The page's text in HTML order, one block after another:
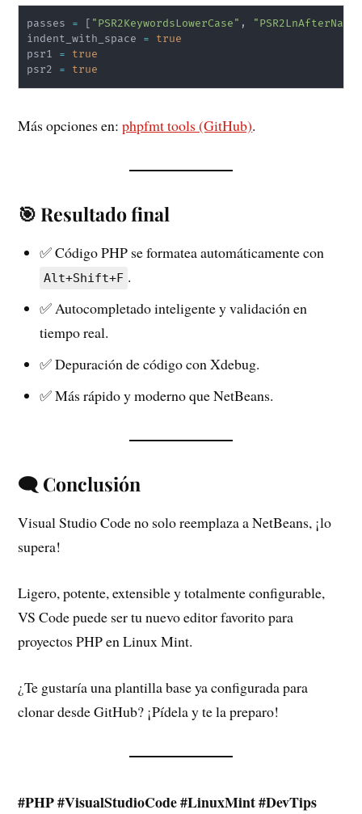
passes = [ "PSR2KeywordsLowerCase" ,
indent_with_space =
true
psr1 =
true
psr2 = true
Más opciones en:phpfmt tools (GitHub).
🎯 Resultado final
✅ Código PHP se formatea automáticamente con
Alt+Shift+F .
✅ Autocompletado inteligente y validación en
tiempo real.
✅ Depuración de código con Xdebug.
✅ Más rápido y moderno que NetBeans.
🗨 Conclusión
Visual Studio Code no solo reemplaza a NetBeans, ¡lo
supera!
Ligero, potente, extensible y totalmente configurable,
VS Code puede ser tu nuevo editor favorito para
proyectos PHP en Linux Mint.
¿Te gustaría una plantilla base ya configurada para
clonar desde GitHub? ¡Pídela y te la preparo!
#PHP #VisualStudioCode #LinuxMint #DevTips